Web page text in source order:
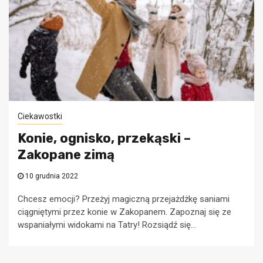
Ciekawostki
Konie, ognisko, przekąski –
Zakopane zimą
10 grudnia 2022
Chcesz emocji? Przeżyj magiczną przejażdżkę saniami
ciągniętymi przez konie w Zakopanem. Zapoznaj się ze
wspaniałymi widokami na Tatry! Rozsiądź się...